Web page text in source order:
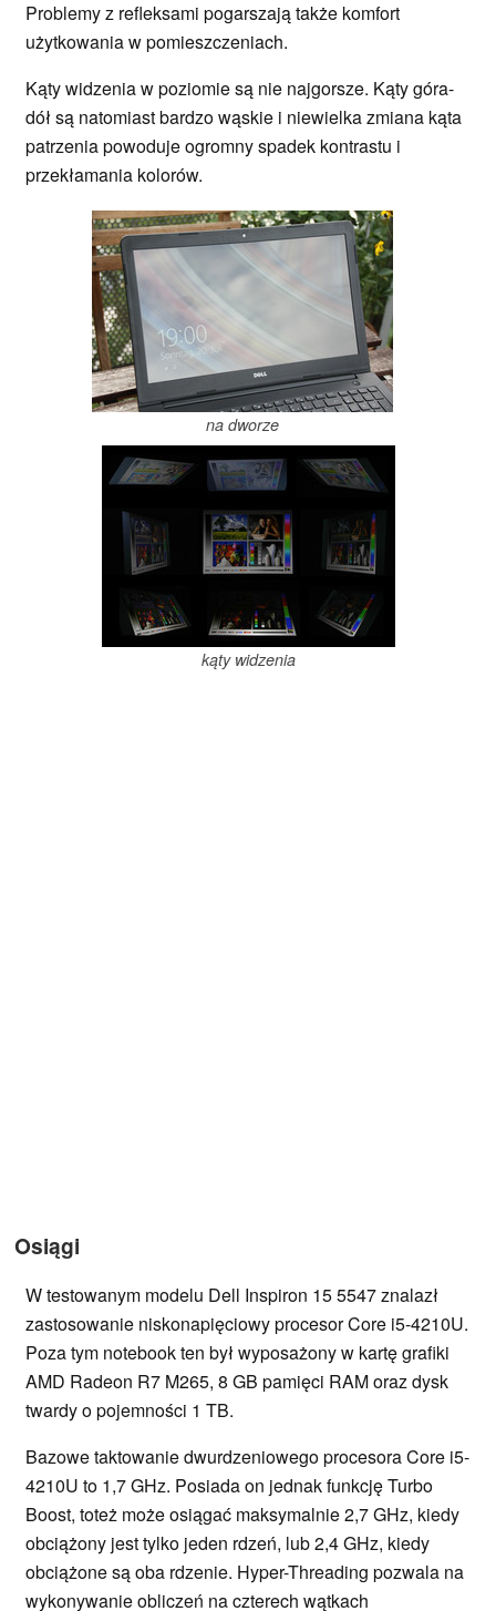
Problemy z refleksami pogarszają także komfort
użytkowania w pomieszczeniach.
Kąty widzenia w poziomie są nie najgorsze. Kąty góra-
dół są natomiast bardzo wąskie i niewielka zmiana kąta
patrzenia powoduje ogromny spadek kontrastu i
przekłamania kolorów.
na dworze
kąty widzenia
Osiągi
W testowanym modelu Dell Inspiron 15 5547 znalazł
zastosowanie niskonapięciowy procesor Core i5-4210U.
Poza tym notebook ten był wyposażony w kartę grafiki
AMD Radeon R7 M265, 8 GB pamięci RAM oraz dysk
twardy o pojemności 1 TB.
Bazowe taktowanie dwurdzeniowego procesora Core i5-
4210U to 1,7 GHz. Posiada on jednak funkcję Turbo
Boost, toteż może osiągać maksymalnie 2,7 GHz, kiedy
obciążony jest tylko jeden rdzeń, lub 2,4 GHz, kiedy
obciążone są oba rdzenie. Hyper-Threading pozwala na
wykonywanie obliczeń na czterech wątkach